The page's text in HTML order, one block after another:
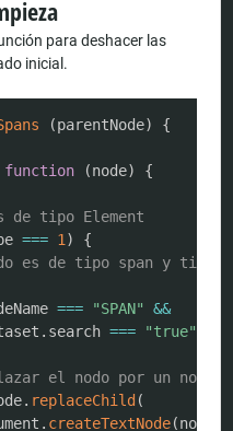
para deshacer las
inicial.
(parentNode) {
function (node) {
tipo Element
=== 1 )
{
es de tipo span y tiene
=== "SPAN"
&&
. search ===
"true"
el nodo por un
. replaceChild(
. createTextNode(node
COPY